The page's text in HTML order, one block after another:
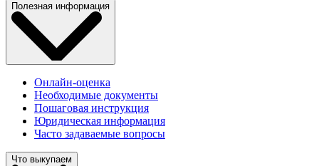
Полезная информация
Онлайн-оценка
Необходимые документы
Пошаговая инструкция
Юридическая информация
Часто задаваемые вопросы
Что выкупаем